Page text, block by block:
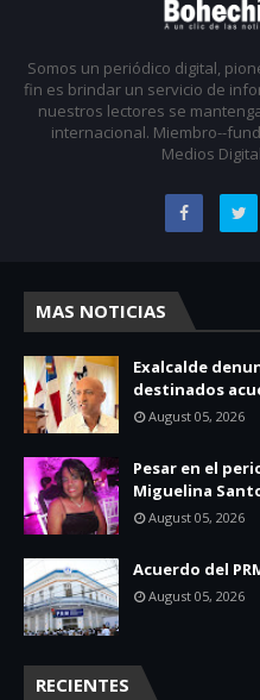
Somos un periódico digital,
fin es brindar un servicio de
nuestros lectores se
internacional. Miembro--
Medios
MAS NOTICIAS
Exalcalde
destinados
August 05, 2026
Pesar en el
Miguelina
August 05, 2026
Acuerdo del
August 05, 2026
RECIENTES